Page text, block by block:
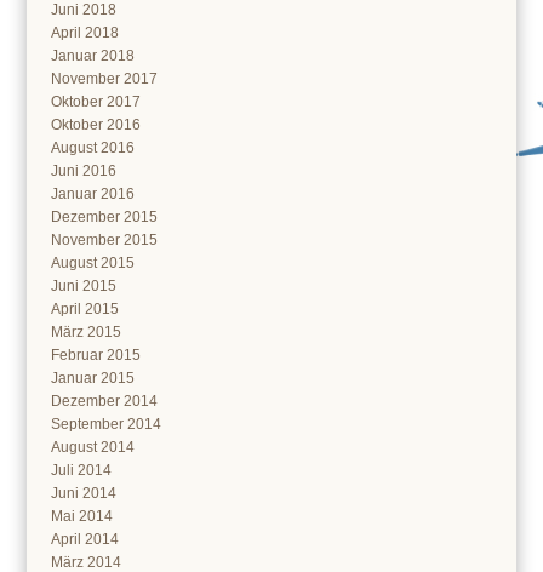
Juni 2018
April 2018
Januar 2018
November 2017
Oktober 2017
Oktober 2016
August 2016
Juni 2016
Januar 2016
Dezember 2015
November 2015
August 2015
Juni 2015
April 2015
März 2015
Februar 2015
Januar 2015
Dezember 2014
September 2014
August 2014
Juli 2014
Juni 2014
Mai 2014
April 2014
März 2014